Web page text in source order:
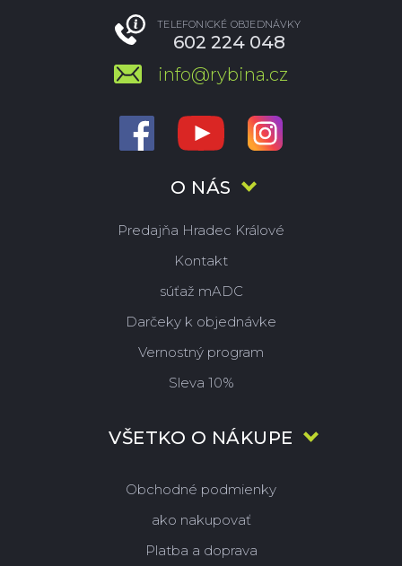
O NÁS
Predajňa Hradec Králové
Kontakt
súťaž mADC
Darčeky k objednávke
Vernostný program
Sleva 10%
VŠETKO O NÁKUPE
Obchodné podmienky
ako nakupovať
Platba a doprava
TELEFONICKÉ OBJEDNÁVKY
602 224 048
info@rybina.cz